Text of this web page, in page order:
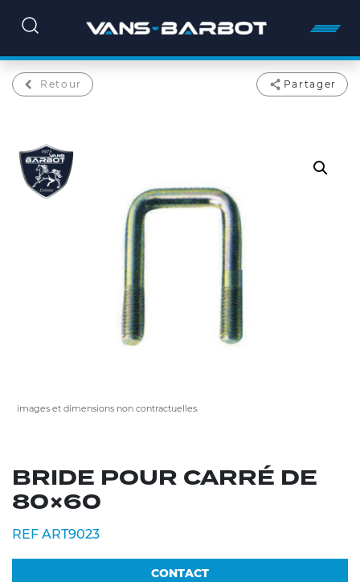
images et dimensions non contractuelles
BRIDE POUR CARRÉ DE
80×60
REF ART9023
CONTACT
Retour Partager